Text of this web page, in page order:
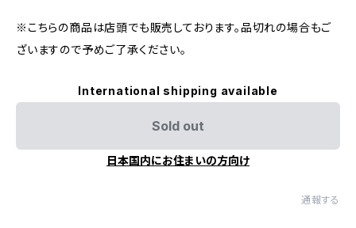
※こちらの商品は店頭でも販売しております。品切れの場合もご
ざいますので予めご了承ください。
International shipping available
Sold out
日本国内にお住まいの方向け
通報する